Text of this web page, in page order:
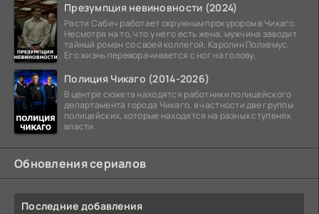
Презумпция невиновности (2024)
Расти Сабич работает окружным прокурором в Чикаго.
Несмотря на то, что у него есть жена, мужчина заводит
тайный роман со своей коллегой, Каролин Полхемус.
Его жизнь переворачивается с ног на голову,
Полиция Чикаго (2014-2026)
В центре сюжета находятся работники полицейского
департамента города Чикаго, в частности две группы
полицейских, которые находятся на разных ступенях
власти.
Обновления сериалов
Последние добавления